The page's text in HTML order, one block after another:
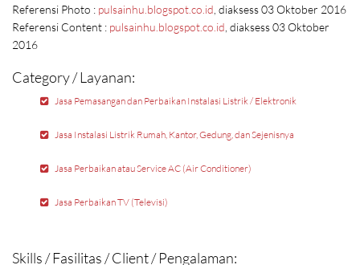
Referensi Photo : pulsainhu.blogspot.co.id , diaksess 03 Oktober 2016
Referensi Content : pulsainhu.blogspot.co.id , diaksess 03 Oktober
2016
Category / Layanan:
Jasa Pemasangan dan Perbaikan Instalasi Listrik / Elektronik
Jasa Instalasi Listrik Rumah, Kantor, Gedung, dan Sejenisnya
Jasa Perbaikan atau Service AC (Air Conditioner)
Jasa Perbaikan TV (Televisi)
Skills / Fasilitas / Client / Pengalaman: